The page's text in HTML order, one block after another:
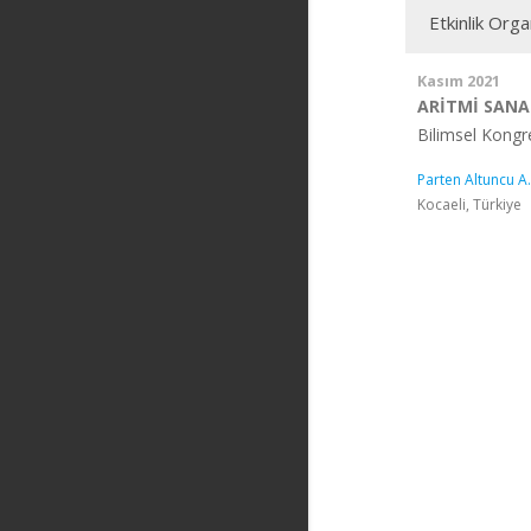
Etkinlik
Kasım 2021
ARİTMİ
Bilimsel
Parten Altuncu A.
Kocaeli, Türkiye